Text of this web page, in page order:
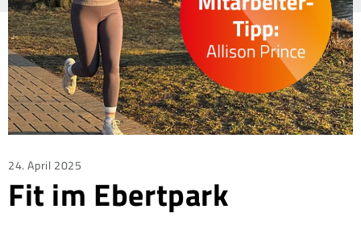
Posted
on
24. April 2025
Fit im Ebertpark